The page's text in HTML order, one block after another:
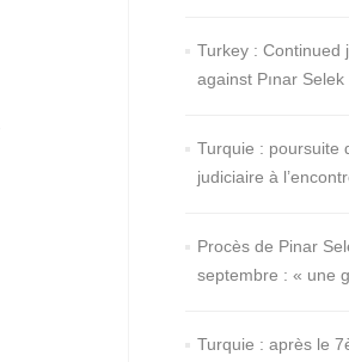
Turkey : Continued
against Pınar Selek
Turquie : poursuite
judiciaire à
Procès de Pinar
septembre : « une
Turquie : après le